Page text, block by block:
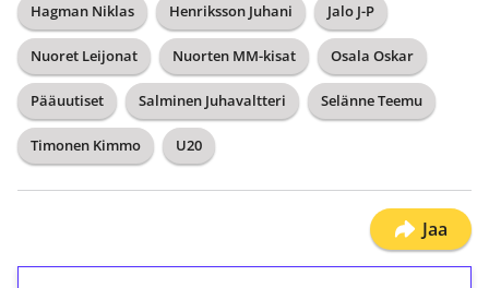
Hagman Niklas Henriksson Juhani Jalo J-P
Nuoret Leijonat Nuorten MM-kisat Osala Oskar
Pääuutiset Salminen Juhavaltteri Selänne Teemu
Timonen Kimmo U20
Jaa